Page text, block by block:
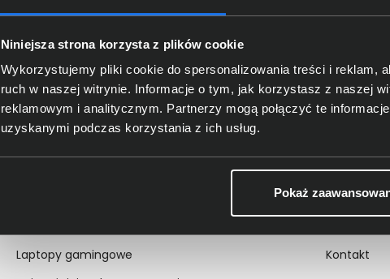
Niniejsza strona korzysta z plików cookie
Wykorzystujemy pliki cookie do spersonalizowania treści i reklam,
ruch w naszej witrynie. Informacje o tym, jak korzystasz z naszej
reklamowym i analitycznym. Partnerzy mogą połączyć te
uzyskanymi podczas korzystania z ich usług.
Pokaż
Zakupy
Sposoby dostawy
Metody płatności
Zakup z dofinansowaniem
Odroczony termin płatności
Korekta danych nabywcy na dokumencie
Laptopy gamingowe
Nagrody i
Polityka
Kontakt